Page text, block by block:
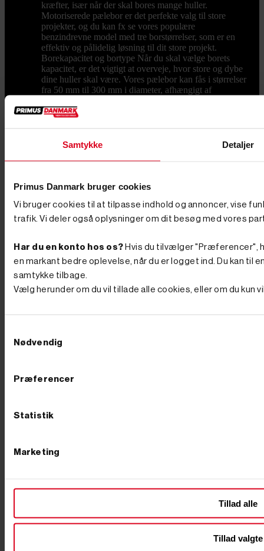
Samtykke Detaljer
Primus Danmark bruger cookies
Vi bruger cookies til at tilpasse indhold og annoncer, vise
trafik. Vi deler også oplysninger om dit besøg med vores
Har du en konto hos os? Hvis du tilvælger "Præferencer",
en markant bedre oplevelse, når du er logget ind. Du kan
samtykke tilbage.
Vælg herunder om du vil tillade alle cookies, eller om du kun
Nødvendig
Præferencer
Statistik
Marketing
Tillad alle
Tillad valgte
kræfter, især når der skal bores mange huller.
Motoriserede pælebor er det perfekte valg til store
projekter, og du kan fx se vores populære
benzindrevne model med tre borstørrelser, som er en
effektiv og pålidelig løsning til dit store projekt.
Borekapacitet og bortype Når du skal vælge borets
kapacitet, er det vigtigt at overveje, hvor store og dybe
dine huller skal være. Vores pælebor kan fås i størrelser
fra 50 mm til 300 mm i diameter, afhængigt af
overveje et bor med en diameter på 100 mm, mens
anbefaler vi en 2-mandsbetjent model. Fordele ved at
i et pælebor, hvis du skal i gang med et projekt, der
de største fordele: Spar tid og kræfter: Et pælebor er
effektivt. Det sparer både tid og kræfter i forhold til en
spade, hvilket gør det perfekt til projekter som
pælene, hvilket øger holdbarheden af konstruktionen.
Pas på din krop: Pælebor kan bruges i forskellige
jordtyper og fås i både hånddrevne og motoriserede
versioner, hvilket gør dem velegnede til både små og
store opgaver. Motoriserede pælebor, som
arbejdsområde. Det er et alsidigt værktøj, der hurtigt
pælebor, er det vigtigt at overveje både pris og kvalitet.
premium produkter, så du kan finde det pælebor, der
kvalitet til både professionelle håndværkere og private.
vores produkter eller brug for rådgivning, er du altid
velkommen til at kontakte os på tlf. +45 76 62 00 36
HåndværktøjHåndværktøj til hjem, værksted og
byggeplads Godt håndværktøj er det, der bliver